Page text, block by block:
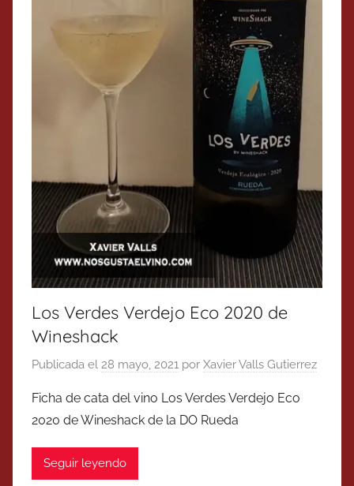
Los Verdes Verdejo Eco 2020 de
Wineshack
Publicada el 28 mayo, 2021 por Xavier Valls Gutierrez
Ficha de cata del vino Los Verdes Verdejo Eco
2020 de Wineshack de la DO Rueda
Seguir leyendo